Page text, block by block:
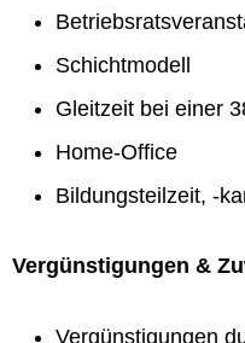
Schichtmodell
Gleitzeit bei einer
Home-Office
Bildungsteilzeit, -
Vergünstigungen &
Vergünstigungen